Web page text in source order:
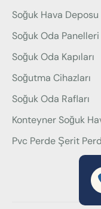
Soğuk Hava Deposu
Soğuk Oda Panelleri
Soğuk Oda Kapıları
Soğutma Cihazları
Soğuk Oda Rafları
Konteyner Soğuk
Pvc Perde Şerit